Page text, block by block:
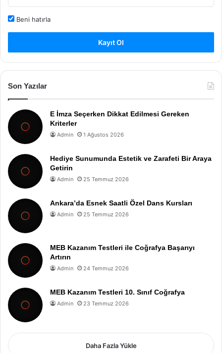
Beni hatırla
Kayıt Ol
Son Yazılar
E İmza Seçerken Dikkat Edilmesi Gereken
Kriterler
Admin 1 Ağustos 2026
Hediye Sunumunda Estetik ve Zarafeti Bir Araya
Getirin
Admin 25 Temmuz 2026
Ankara’da Esnek Saatli Özel Dans Kursları
Admin 25 Temmuz 2026
MEB Kazanım Testleri ile Coğrafya Başarıyı
Artırın
Admin 24 Temmuz 2026
MEB Kazanım Testleri 10. Sınıf Coğrafya
Admin 23 Temmuz 2026
Daha Fazla Yükle